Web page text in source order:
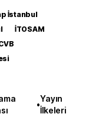
İstanbul
İTOSAM
•
Yayın
İlkeleri